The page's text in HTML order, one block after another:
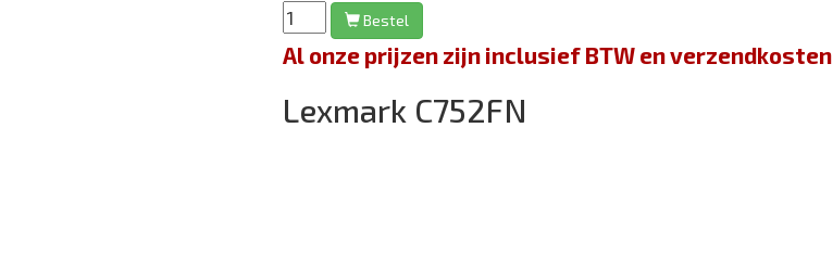
Bestel
Al onze prijzen zijn inclusief BTW en verzendkosten
Lexmark C752FN